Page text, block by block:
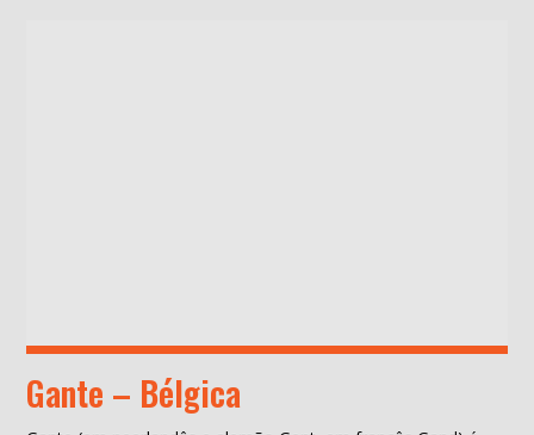
Gante – Bélgica